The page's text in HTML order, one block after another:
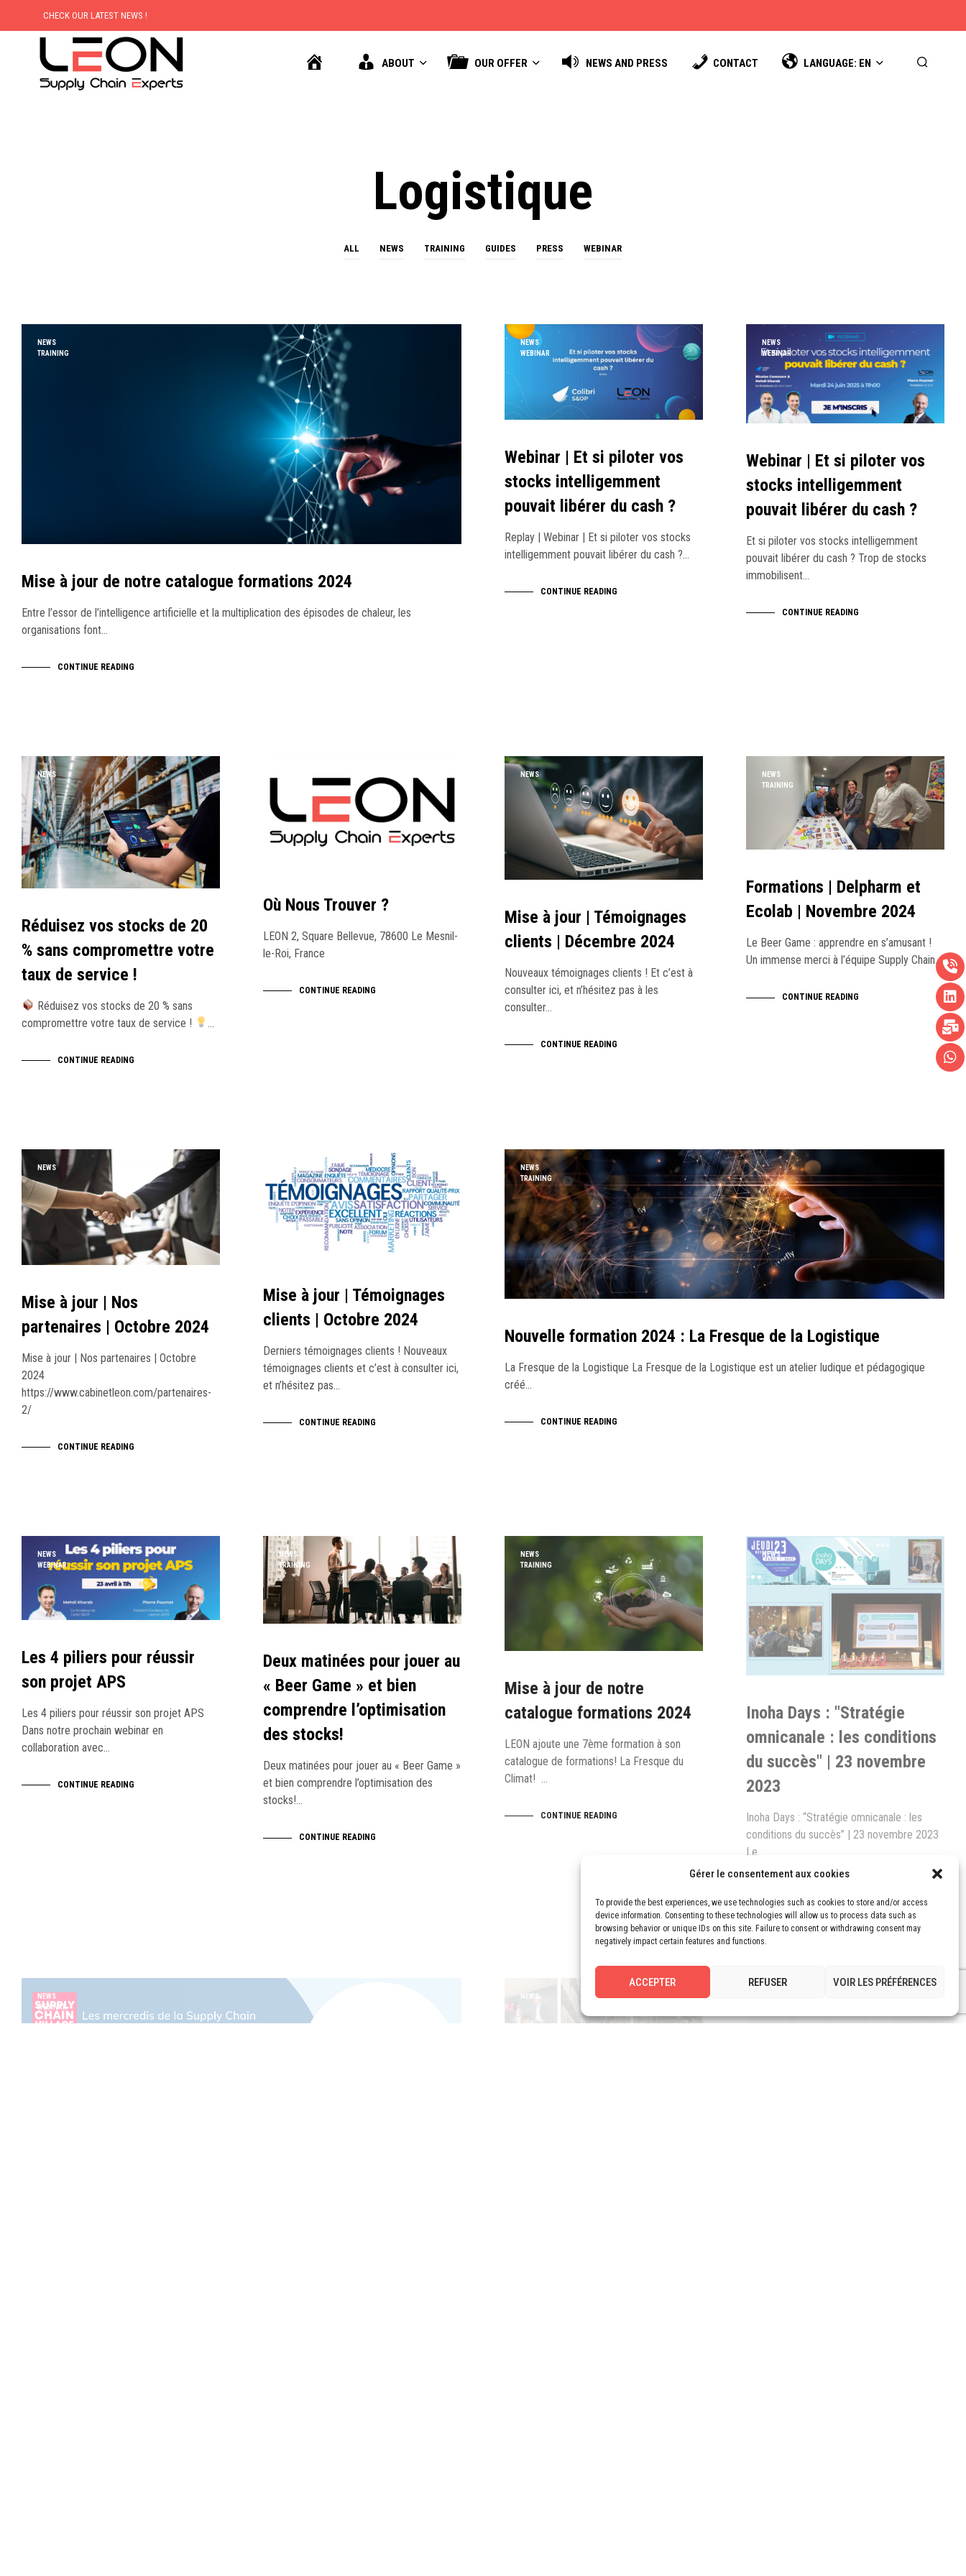
Gérer le consentement aux cookies
To provide the best experiences, we use technologies such as cookies to store and/or access
device information. Consenting to these technologies will allow us to process data such as
browsing behavior or unique IDs on this site. Failure to consent or withdrawing consent may
negatively impact certain features and functions.
ACCEPTER REFUSER VOIR LES PRÉFÉRENCES
CHECK OUR LATEST NEWS !
ABOUT OUR OFFER NEWS AND PRESS CONTACT LANGUAGE: EN
Logistique
ALL NEWS TRAINING GUIDES PRESS WEBINAR
NEWS
TRAINING
Mise à jour de notre catalogue formations 2024
Entre l’essor de l’intelligence artificielle et la multiplication des épisodes de chaleur, les
organisations font…
CONTINUE READING
NEWS
WEBINAR
Webinar | Et si piloter vos
stocks intelligemment
pouvait libérer du cash ?
Replay | Webinar | Et si piloter vos stocks
intelligemment pouvait libérer du cash ?…
CONTINUE READING
NEWS
WEBINAR
Webinar | Et si piloter vos
stocks intelligemment
pouvait libérer du cash ?
Et si piloter vos stocks intelligemment
pouvait libérer du cash ? Trop de stocks
immobilisent…
CONTINUE READING
NEWS
Réduisez vos stocks de 20
% sans compromettre votre
taux de service !
Réduisez vos stocks de 20 % sans
compromettre votre taux de service !
…
CONTINUE READING
Où Nous Trouver ?
LEON 2, Square Bellevue, 78600 Le Mesnil-
le-Roi, France
CONTINUE READING
NEWS
Mise à jour | Témoignages
clients | Décembre 2024
Nouveaux témoignages clients ! Et c’est à
consulter ici, et n’hésitez pas à les
consulter…
CONTINUE READING
NEWS
TRAINING
Formations | Delpharm et
Ecolab | Novembre 2024
Le Beer Game : apprendre en s’amusant !
Un immense merci à l’équipe Supply Chain…
CONTINUE READING
NEWS
Mise à jour | Nos
partenaires | Octobre 2024
Mise à jour | Nos partenaires | Octobre
2024
https://www.cabinetleon.com/partenaires-
2/
CONTINUE READING
NEWS
Mise à jour | Témoignages
clients | Octobre 2024
Derniers témoignages clients ! Nouveaux
témoignages clients et c’est à consulter ici,
et n’hésitez pas…
CONTINUE READING
NEWS
TRAINING
Nouvelle formation 2024 : La Fresque de la Logistique
La Fresque de la Logistique La Fresque de la Logistique est un atelier ludique et pédagogique
créé…
CONTINUE READING
NEWS
WEBINAR
Les 4 piliers pour réussir
son projet APS
Les 4 piliers pour réussir son projet APS
Dans notre prochain webinar en
collaboration avec…
CONTINUE READING
NEWS
TRAINING
Deux matinées pour jouer au
« Beer Game » et bien
comprendre l’optimisation
des stocks!
Deux matinées pour jouer au « Beer Game »
et bien comprendre l’optimisation des
stocks!…
CONTINUE READING
NEWS
TRAINING
Mise à jour de notre
catalogue formations 2024
LEON ajoute une 7ème formation à son
catalogue de formations! La Fresque du
Climat! …
CONTINUE READING
NEWS
Inoha Days : "Stratégie
omnicanale : les conditions
du succès" | 23 novembre
2023
Inoha Days : “Stratégie omnicanale : les
conditions du succès” | 23 novembre 2023
Le…
NEWS
WEBINAR
NEWS